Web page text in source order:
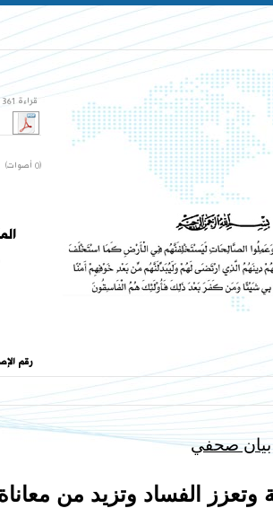
قراءة 361 مرات
(0 أصوات)
رقم
بيان صحفي
الفساد وتزيد من